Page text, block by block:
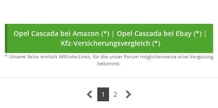
Opel Cascada bei Amazon (*)| Opel Cascada bei Ebay (*)|
Kfz-Versicherungsvergleich (*)
* Unsere Seite enthält Affiliate-Links, für die unser Forum möglicherweise eine Vergütung
bekommt.
1 2